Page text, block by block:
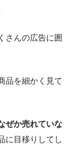
さんの広告に囲
品を細かく見て
ぜか売れていな
に目移りしてし